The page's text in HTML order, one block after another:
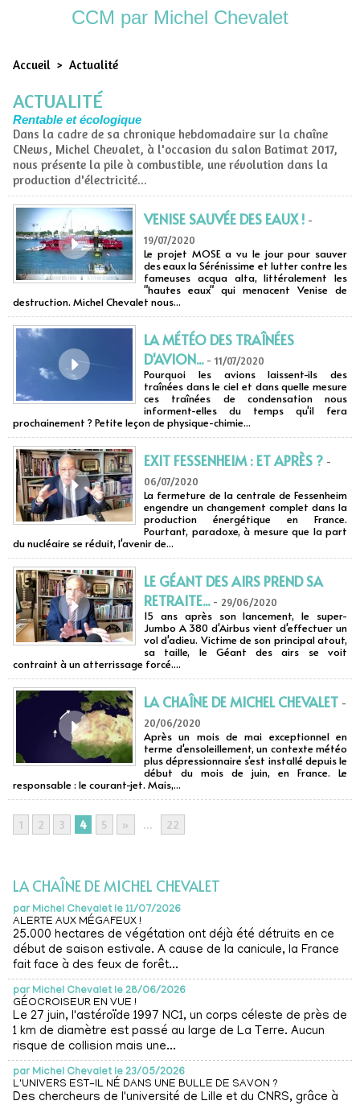
CCM par Michel Chevalet
Accueil > Actualité
ACTUALITÉ
Rentable et écologique
Dans la cadre de sa chronique hebdomadaire sur la chaîne
CNews, Michel Chevalet, à l'occasion du salon Batimat 2017,
nous présente la pile à combustible, une révolution dans la
production d'électricité...
VENISE SAUVÉE DES EAUX ! -
19/07/2020
Le projet MOSE a vu le jour pour sauver
des eaux la Sérénissime et lutter contre les
fameuses acqua alta, littéralement les
"hautes eaux" qui menacent Venise de
destruction. Michel Chevalet nous...
LA MÉTÉO DES TRAÎNÉES
D'AVION... - 11/07/2020
Pourquoi les avions laissent-ils des
traînées dans le ciel et dans quelle mesure
ces traînées de condensation nous
informent-elles du temps qu'il fera
prochainement ? Petite leçon de physique-chimie...
EXIT FESSENHEIM : ET APRÈS ? -
06/07/2020
La fermeture de la centrale de Fessenheim
engendre un changement complet dans la
production énergétique en France.
Pourtant, paradoxe, à mesure que la part
du nucléaire se réduit, l'avenir de...
LE GÉANT DES AIRS PREND SA
RETRAITE... - 29/06/2020
15 ans après son lancement, le super-
Jumbo A 380 d'Airbus vient d'effectuer un
vol d'adieu. Victime de son principal atout,
sa taille, le Géant des airs se voit
contraint à un atterrissage forcé....
LA CHAÎNE DE MICHEL CHEVALET -
20/06/2020
Après un mois de mai exceptionnel en
terme d'ensoleillement, un contexte météo
plus dépressionnaire s'est installé depuis le
début du mois de juin, en France. Le
responsable : le courant-jet. Mais,...
1 2 3 4 5 » ... 22
LA CHAÎNE DE MICHEL CHEVALET
par Michel Chevalet le 11/07/2026
ALERTE AUX MÉGAFEUX !
25.000 hectares de végétation ont déjà été détruits en ce
début de saison estivale. A cause de la canicule, la France
fait face à des feux de forêt...
par Michel Chevalet le 28/06/2026
GÉOCROISEUR EN VUE !
Le 27 juin, l'astéroïde 1997 NC1, un corps céleste de près de
1 km de diamètre est passé au large de La Terre. Aucun
risque de collision mais une...
par Michel Chevalet le 23/05/2026
L'UNIVERS EST-IL NÉ DANS UNE BULLE DE SAVON ?
Des chercheurs de l'université de Lille et du CNRS, grâce à